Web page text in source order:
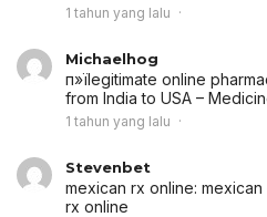
1 tahun yang lalu
Michaelhog
п»їlegitimate online
from India to USA –
1 tahun yang lalu
Stevenbet
mexican rx online: mexican
rx online